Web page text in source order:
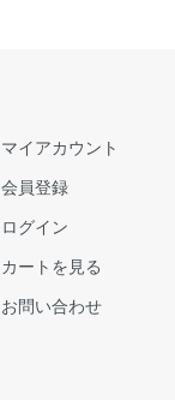
マイアカウント
会員登録
ログイン
カートを見る
お問い合わせ